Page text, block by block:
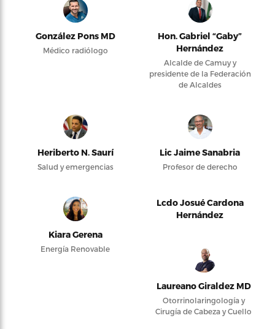
González Pons MD
Médico radiólogo
Hon. Gabriel “Gaby”
Hernández
Alcalde de Camuy y
presidente de la Federación
de Alcaldes
Heriberto N. Saurí
Salud y emergencias
Lic Jaime Sanabria
Profesor de derecho
Kiara Gerena
Energía Renovable
Lcdo Josué Cardona
Hernández
Laureano Giraldez MD
Otorrinolaringología y
Cirugía de Cabeza y Cuello